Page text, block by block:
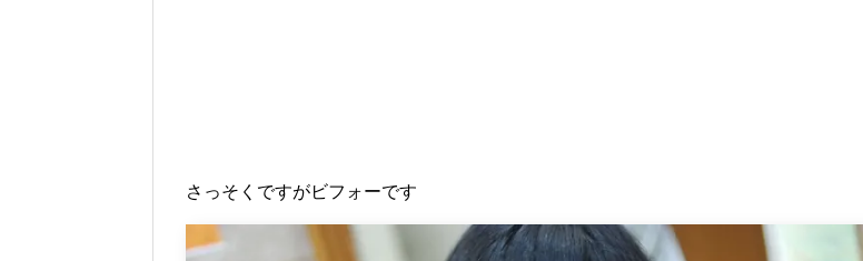
さっそくですがビフォーです